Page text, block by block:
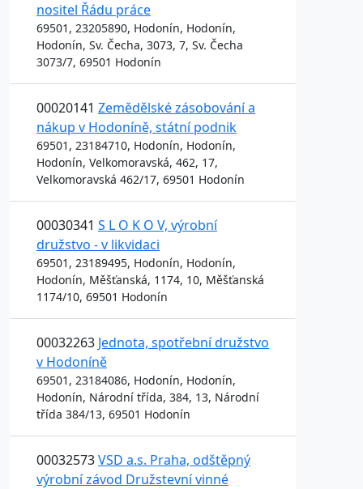
nositel Řádu práce
69501, 23205890, Hodonín, Hodonín,
Hodonín, Sv. Čecha, 3073, 7, Sv. Čecha
3073/7, 69501 Hodonín
00020141 Zemědělské zásobování a
nákup v Hodoníně, státní podnik
69501, 23184710, Hodonín, Hodonín,
Hodonín, Velkomoravská, 462, 17,
Velkomoravská 462/17, 69501 Hodonín
00030341 S L O K O V, výrobní
družstvo - v likvidaci
69501, 23189495, Hodonín, Hodonín,
Hodonín, Měšťanská, 1174, 10, Měšťanská
1174/10, 69501 Hodonín
00032263 Jednota, spotřební družstvo
v Hodoníně
69501, 23184086, Hodonín, Hodonín,
Hodonín, Národní třída, 384, 13, Národní
třída 384/13, 69501 Hodonín
00032573VSD a.s. Praha, odštěpný
výrobní závod Družstevní vinné